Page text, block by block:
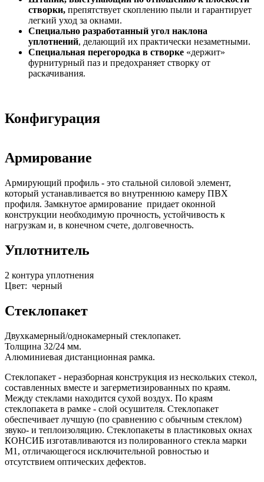
створки, препятствует скоплению пыли и гарантирует
легкий уход за окнами.
Специально разработанный угол наклона
уплотнений, делающий их практически незаметными.
Специальная перегородка в створке «держит»
фурнитурный паз и предохраняет створку от
раскачивания.
Конфигурация
Армирование
Армирующий профиль - это стальной силовой элемент,
который устанавливается во внутреннюю камеру ПВХ
профиля. Замкнутое армирование придает оконной
конструкции необходимую прочность, устойчивость к
нагрузкам и, в конечном счете, долговечность.
Уплотнитель
2 контура уплотнения
Цвет: черный
Стеклопакет
Двухкамерный/однокамерный стеклопакет.
Толщина 32/24 мм.
Алюминиевая дистанционная рамка.
Стеклопакет - неразборная конструкция из нескольких стекол,
составленных вместе и загерметизированных по краям.
Между стеклами находится сухой воздух. По краям
стеклопакета в рамке - слой осушителя. Стеклопакет
обеспечивает лучшую (по сравнению с обычным стеклом)
звуко- и теплоизоляцию. Стеклопакеты в пластиковых окнах
КОНСИБ изготавливаются из полированного стекла марки
М1, отличающегося исключительной ровностью и
отсутствием оптических дефектов.